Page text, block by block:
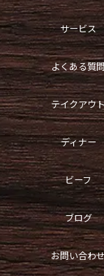
サービス
よくある質
テイクアウ
ディナー
ビーフ
ブログ
お問い合わ